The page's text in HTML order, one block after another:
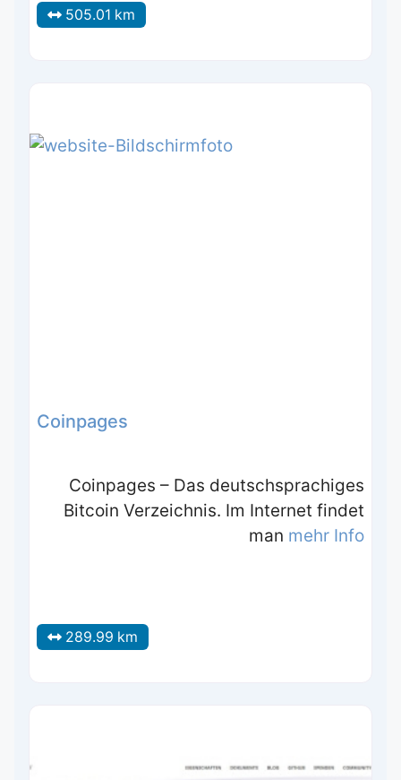
505.01 km
Coinpages
Coinpages – Das deutschsprachiges
Bitcoin Verzeichnis. Im Internet findet
man mehr Info
289.99 km